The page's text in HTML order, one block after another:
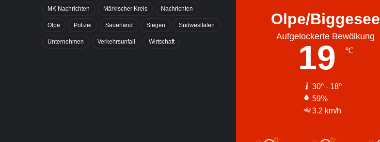
MK Nachrichten Märkischer Kreis Nachrichten
Olpe Polizei Sauerland Siegen Südwestfalen
Unternehmen Verkehrsunfall Wirtschaft
Olpe/Biggesee
Aufgelockerte Bewölkung
19 ℃
30º - 18º
59%
3.2 km/h